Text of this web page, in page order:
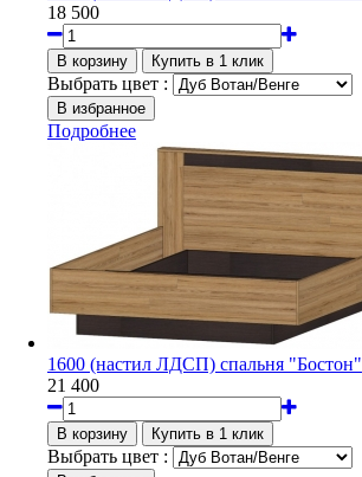
18 500
Выбрать цвет :
Подробнее
1600 (настил ЛДСП) спальня "Бостон"
21 400
Выбрать цвет :